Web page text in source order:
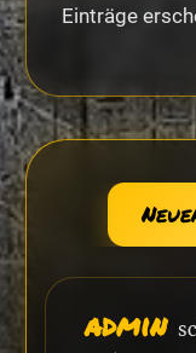
Einträge
admin